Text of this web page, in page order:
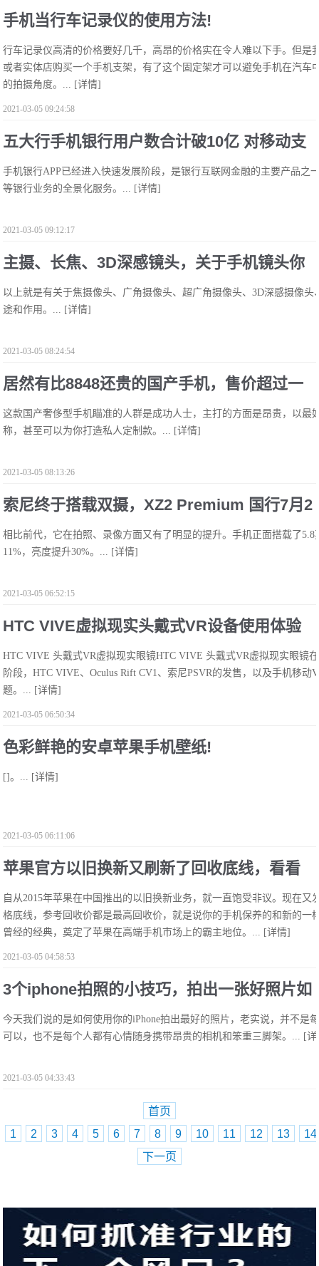
手机当行车记录仪的使用方法!
行车记录仪高清的价格要好几千，高昂的价格实在令人难以下手。但是
或者实体店购买一个手机支架，有了这个固定架才可以避免手机在汽车
的拍摄角度。... [详情]
2021-03-05 09:24:58
五大行手机银行用户数合计破10亿 对移动支
付安全等级要求高!
手机银行APP已经进入快速发展阶段，是银行互联网金融的主要产品之
等银行业务的全景化服务。... [详情]
2021-03-05 09:12:17
主摄、长焦、3D深感镜头，关于手机镜头你
知道多少？!
以上就是有关于焦摄像头、广角摄像头、超广角摄像头、3D深感摄像
途和作用。... [详情]
2021-03-05 08:24:54
居然有比8848还贵的国产手机，售价超过一
万元，最终价格不敢恭维!
这款国产奢侈型手机瞄准的人群是成功人士，主打的方面是昂贵，以最
称，甚至可以为你打造私人定制款。... [详情]
2021-03-05 08:13:26
索尼终于搭载双摄，XZ2 Premium 国行7月2
日预售，多少钱你会买？!
相比前代，它在拍照、录像方面又有了明显的提升。手机正面搭载了
11%，亮度提升30%。... [详情]
2021-03-05 06:52:15
HTC VIVE虚拟现实头戴式VR设备使用体验
[三] 传统游戏体验、周边和购买建议 [Sooma
l]!
HTC VIVE 头戴式VR虚拟现实眼镜HTC VIVE 头戴式VR虚拟现实眼镜
阶段，HTC VIVE、Oculus Rift CV1、索尼PSVR的发售，以及手机移
题。... [详情]
2021-03-05 06:50:34
色彩鲜艳的安卓苹果手机壁纸!
[]。... [详情]
2021-03-05 06:11:06
苹果官方以旧换新又刷新了回收底线，看看
你的苹果还值多少钱！!
自从2015年苹果在中国推出的以旧换新业务，就一直饱受非议。现在
格底线，参考回收价都是最高回收价，就是说你的手机保养的和新的一
曾经的经典，奠定了苹果在高端手机市场上的霸主地位。... [详情]
2021-03-05 04:58:53
3个iphone拍照的小技巧，拍出一张好照片如
此简单！!
今天我们说的是如何使用你的iPhone拍出最好的照片，老实说，并不是
可以，也不是每个人都有心情随身携带昂贵的相机和笨重三脚架。... [
2021-03-05 04:33:43
首页
1
2 3 4 5 6 7 8 9 10 11 12 13
14
下一页